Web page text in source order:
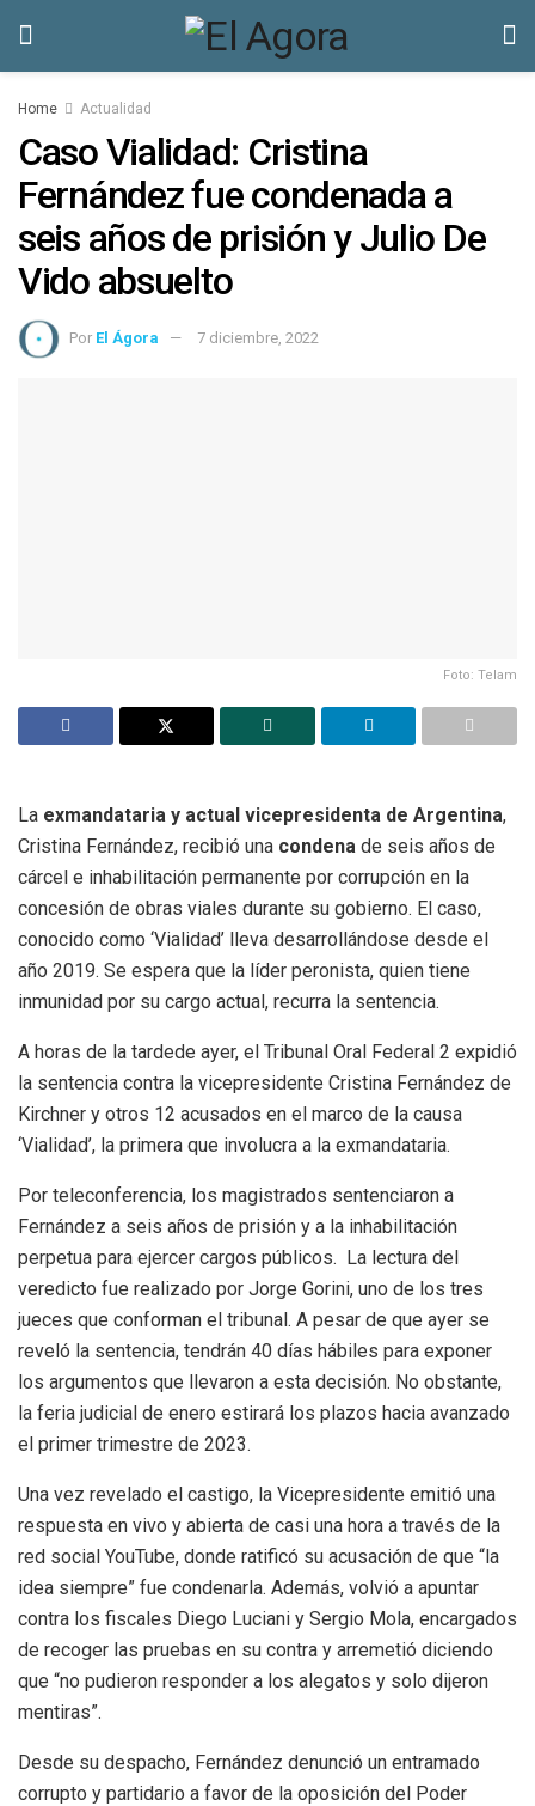
Home Actualidad
Caso Vialidad: Cristina
Fernández fue condenada a
seis años de prisión y Julio De
Vido absuelto
Por El Ágora 7 diciembre, 2022
Foto: Telam
La exmandataria y actual vicepresidenta de Argentina,
Cristina Fernández, recibió una condena de seis años de
cárcel e inhabilitación permanente por corrupción en la
concesión de obras viales durante su gobierno. El caso,
conocido como ‘Vialidad’ lleva desarrollándose desde el
año 2019. Se espera que la líder peronista, quien tiene
inmunidad por su cargo actual, recurra la sentencia.
A horas de la tardede ayer, el Tribunal Oral Federal 2 expidió
la sentencia contra la vicepresidente Cristina Fernández de
Kirchner y otros 12 acusados en el marco de la causa
‘Vialidad’, la primera que involucra a la exmandataria.
Por teleconferencia, los magistrados sentenciaron a
Fernández a seis años de prisión y a la inhabilitación
perpetua para ejercer cargos públicos. La lectura del
veredicto fue realizado por Jorge Gorini, uno de los tres
jueces que conforman el tribunal. A pesar de que ayer se
reveló la sentencia, tendrán 40 días hábiles para exponer
los argumentos que llevaron a esta decisión. No obstante,
la feria judicial de enero estirará los plazos hacia avanzado
el primer trimestre de 2023.
Una vez revelado el castigo, la Vicepresidente emitió una
respuesta en vivo y abierta de casi una hora a través de la
red social YouTube, donde ratificó su acusación de que “la
idea siempre” fue condenarla. Además, volvió a apuntar
contra los fiscales Diego Luciani y Sergio Mola, encargados
de recoger las pruebas en su contra y arremetió diciendo
que “no pudieron responder a los alegatos y solo dijeron
mentiras”.
Desde su despacho, Fernández denunció un entramado
corrupto y partidario a favor de la oposición del Poder